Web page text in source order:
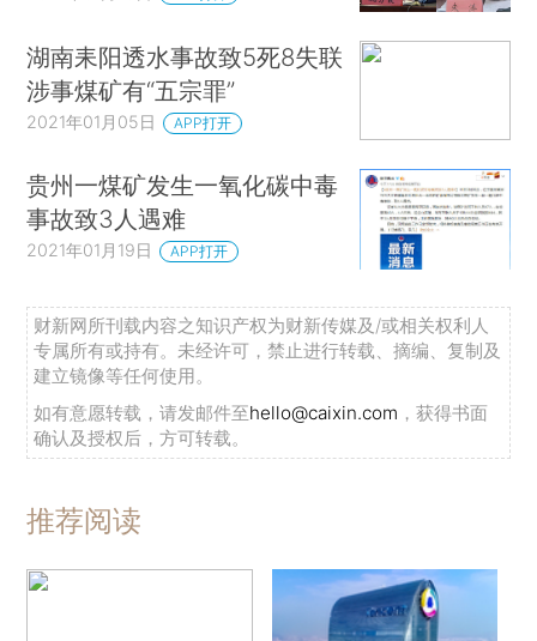
湖南耒阳透水事故致5死8失联
涉事煤矿有“五宗罪”
2021年01月05日 APP打开
贵州一煤矿发生一氧化碳中毒
事故致3人遇难
2021年01月19日 APP打开
财新网所刊载内容之知识产权为财新传媒及/或相关权利人
专属所有或持有。未经许可，禁止进行转载、摘编、复制及
建立镜像等任何使用。
如有意愿转载，请发邮件至hello@caixin.com ，获得书面
确认及授权后，方可转载。
推荐阅读